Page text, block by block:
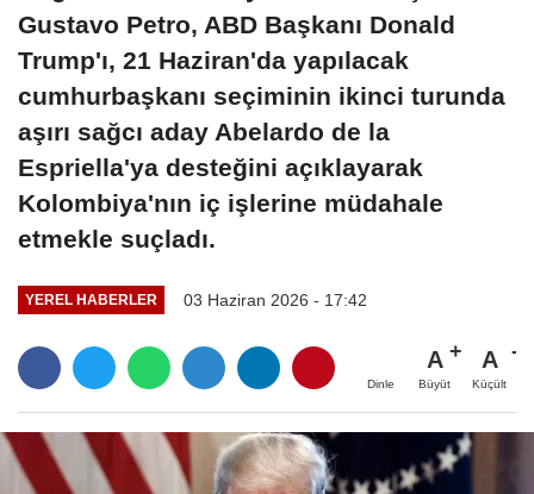
Gustavo Petro, ABD Başkanı Donald
Trump'ı, 21 Haziran'da yapılacak
cumhurbaşkanı seçiminin ikinci turunda
aşırı sağcı aday Abelardo de la
Espriella'ya desteğini açıklayarak
Kolombiya'nın iç işlerine müdahale
etmekle suçladı.
YEREL HABERLER 03 Haziran 2026 - 17:42
Dinle
A
Büyüt
A
Küçült